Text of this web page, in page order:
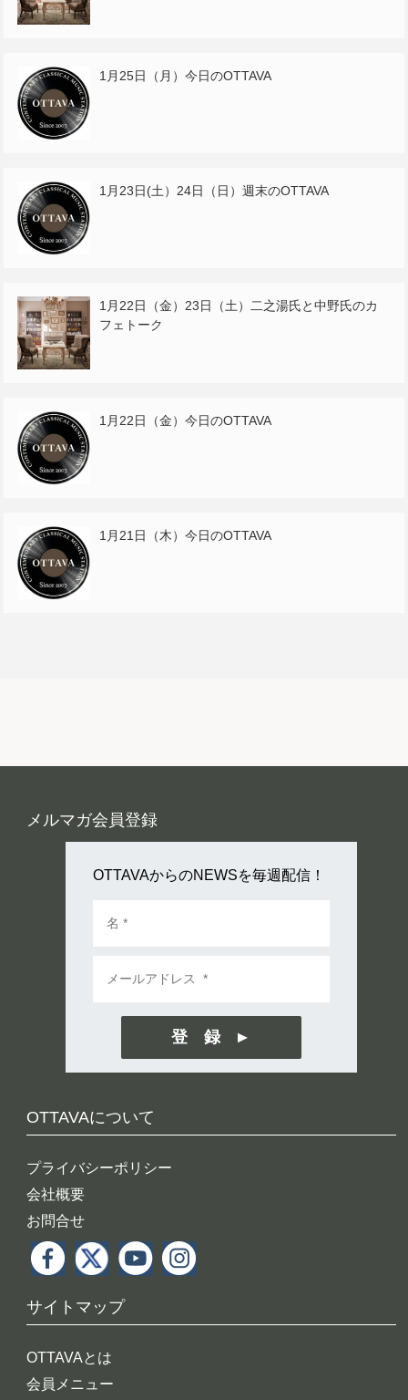
1月25日（月）今日のOTTAVA
1月23日(土）24日（日）週末のOTTAVA
1月22日（金）23日（土）二之湯氏と中野氏のカ
フェトーク
1月22日（金）今日のOTTAVA
1月21日（木）今日のOTTAVA
OTTAVAについて
プライバシーポリシー
会社概要
お問合せ
サイトマップ
OTTAVAとは
会員メニュー
メルマガ会員登録
OTTAVAからのNEWSを毎週配信！
登 録